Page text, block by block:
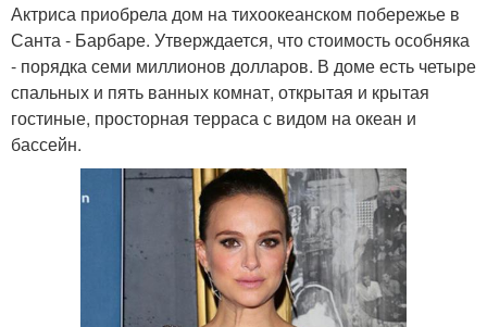
Актриса приобрела дом на тихоокеанском побережье в
Санта - Барбаре. Утверждается, что стоимость особняка
- порядка семи миллионов долларов. В доме есть четыре
спальных и пять ванных комнат, открытая и крытая
гостиные, просторная терраса с видом на океан и
бассейн.